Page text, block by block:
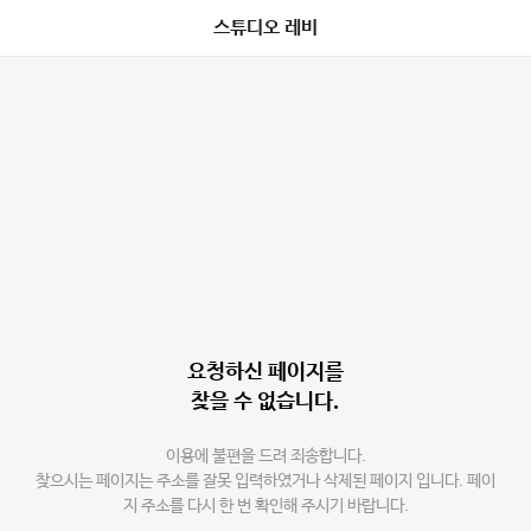
스튜디오 레비
요청하신 페이지를
찾을 수 없습니다.
이용에 불편을 드려 죄송합니다.
찾으시는 페이지는 주소를 잘못 입력하였거나 삭제된 페이지 입니다. 페이
지 주소를 다시 한 번 확인해 주시기 바랍니다.